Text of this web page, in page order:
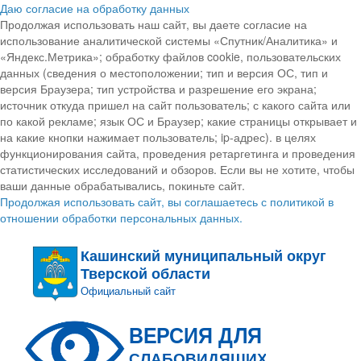
Даю согласие на обработку данных
Продолжая использовать наш сайт, вы даете согласие на
использование аналитической системы «Спутник/Аналитика» и
«Яндекс.Метрика»; обработку файлов cookie, пользовательских
данных (сведения о местоположении; тип и версия ОС, тип и
версия Браузера; тип устройства и разрешение его экрана;
источник откуда пришел на сайт пользователь; с какого сайта или
по какой рекламе; язык ОС и Браузер; какие страницы открывает и
на какие кнопки нажимает пользователь; ip-адрес). в целях
функционирования сайта, проведения ретаргетинга и проведения
статистических исследований и обзоров. Если вы не хотите, чтобы
ваши данные обрабатывались, покиньте сайт.
Продолжая использовать сайт, вы соглашаетесь с политикой в
отношении обработки персональных данных.